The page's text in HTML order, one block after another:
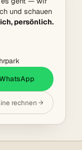
und schauen
persönlich.
rechnen